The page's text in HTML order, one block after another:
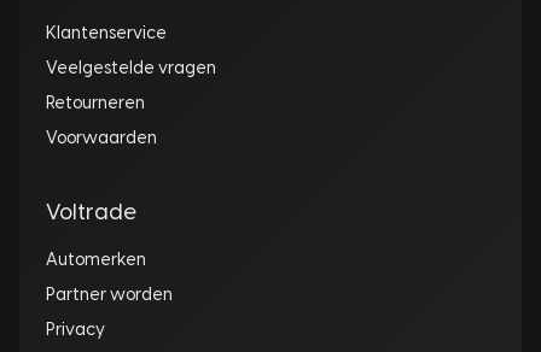
Klantenservice
Veelgestelde vragen
Retourneren
Voorwaarden
Voltrade
Automerken
Partner worden
Privacy